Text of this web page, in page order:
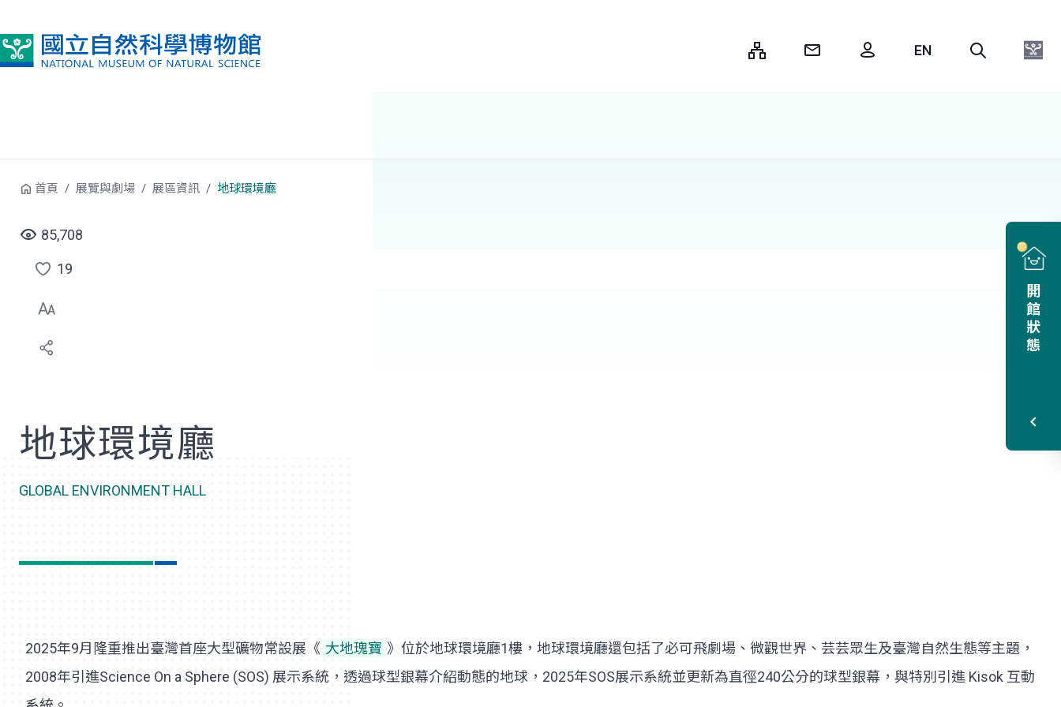
開館狀態
首頁 展覽與劇場 展區資訊 地球環境廳
85,708
點
選
喜
19
地球環境廳
GLOBAL ENVIRONMENT HALL
2025年9月隆重推出臺灣首座大型礦物常設展《 大地瑰寶 》位於地球環境廳1樓，地球環境廳還包括了必可飛劇場、微觀世界、芸芸眾生及臺灣自然生態等主題，
2008年引進Science On a Sphere (SOS) 展示系統，透過球型銀幕介紹動態的地球，2025年SOS展示系統並更新為直徑240公分的球型銀幕，與特別引進 Kisok 互動